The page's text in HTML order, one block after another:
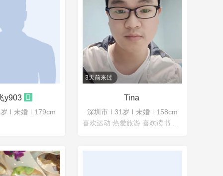
y903
未婚 179cm
3天前来过
Tina
深圳市 31岁 未婚
158cm